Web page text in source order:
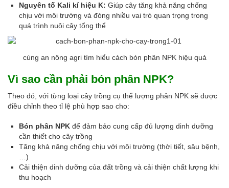
Nguyên tố Kali kí hiệu K: Giúp cây tăng khả năng chống
chịu với môi trường và đóng nhiều vai trò quan trọng trong
quá trình nuôi cây tổng thể
cùng an nông agri tìm hiểu cách bón phân NPK hiệu quả
Vì sao cần phải bón phân NPK?
Theo đó, với từng loại cây trồng cụ thể lượng phân NPK sẽ được
điều chỉnh theo tỉ lệ phù hợp sao cho:
Bón phân NPK để đảm bảo cung cấp đủ lượng dinh dưỡng
cần thiết cho cây trồng
Tăng khả năng chống chịu với môi trường (thời tiết, sâu bệnh,
…)
Cải thiện dinh dưỡng của đất trồng và cải thiện chất lượng khi
thu hoạch